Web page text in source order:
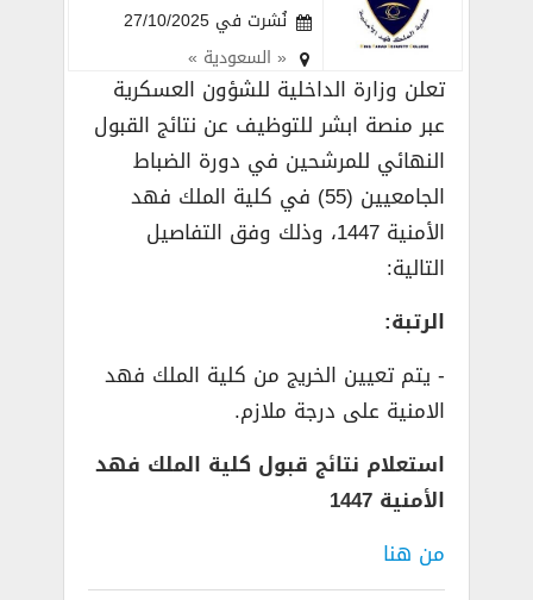
نُشرت في 27/10/2025
« السعودية »
تعلن وزارة الداخلية للشؤون العسكرية
عبر منصة ابشر للتوظيف عن نتائج القبول
النهائي للمرشحين في دورة الضباط
الجامعيين (55) في كلية الملك فهد
الأمنية 1447، وذلك وفق التفاصيل
التالية:
الرتبة:
­- يتم تعيين الخريج من كلية الملك فهد
الامنية على درجة ملازم.
استعلام نتائج قبول كلية الملك فهد
الأمنية 1447
من هنا